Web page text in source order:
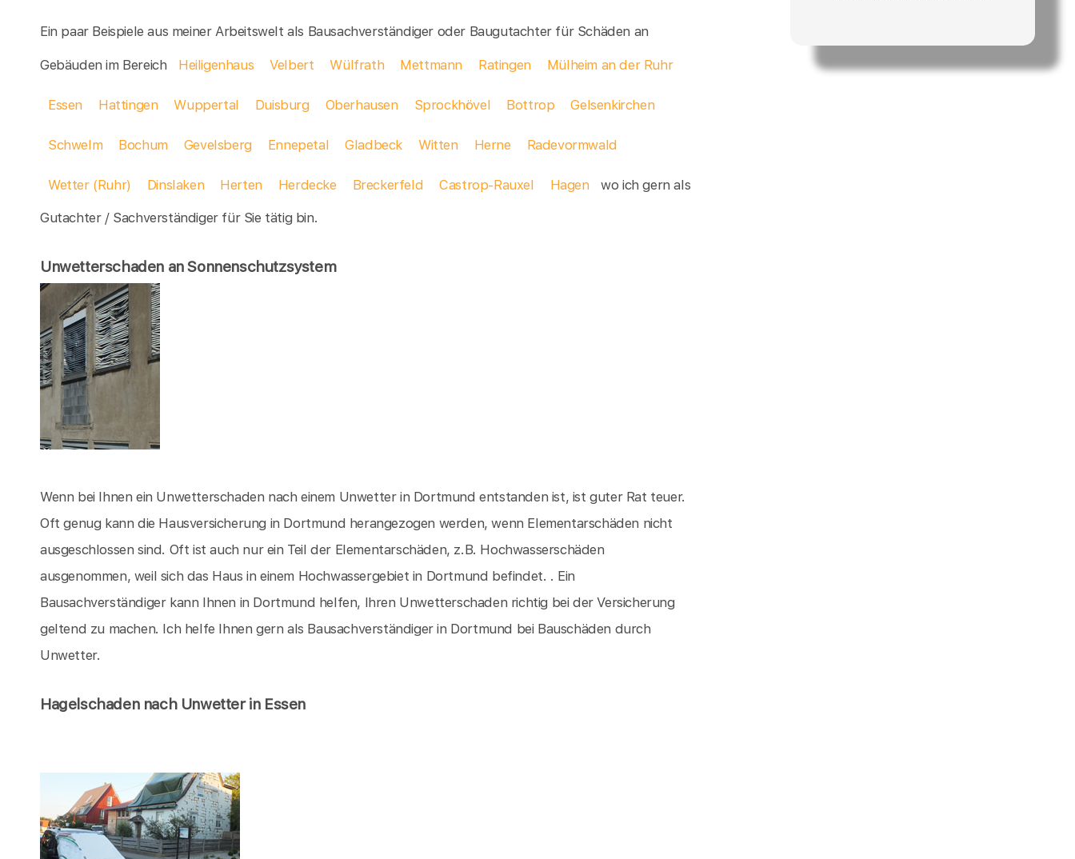
Ein paar Beispiele aus meiner Arbeitswelt als Bausachverständiger oder Baugutachter für Schäden an
Gebäuden im Bereich Heiligenhaus Velbert Wülfrath Mettmann Ratingen Mülheim an der Ruhr
Essen Hattingen Wuppertal Duisburg Oberhausen Sprockhövel Bottrop Gelsenkirchen
Schwelm Bochum Gevelsberg Ennepetal Gladbeck Witten Herne Radevormwald
Wetter (Ruhr) Dinslaken Herten Herdecke Breckerfeld Castrop-Rauxel Hagen wo ich gern als
Gutachter / Sachverständiger für Sie tätig bin.
Unwetterschaden an Sonnenschutzsystem
Wenn bei Ihnen ein Unwetterschaden nach einem Unwetter in Dortmund entstanden ist, ist guter Rat teuer.
Oft genug kann die Hausversicherung in Dortmund herangezogen werden, wenn Elementarschäden nicht
ausgeschlossen sind. Oft ist auch nur ein Teil der Elementarschäden, z.B. Hochwasserschäden
ausgenommen, weil sich das Haus in einem Hochwassergebiet in Dortmund befindet. . Ein
Bausachverständiger kann Ihnen in Dortmund helfen, Ihren Unwetterschaden richtig bei der Versicherung
geltend zu machen. Ich helfe Ihnen gern als Bausachverständiger in Dortmund bei Bauschäden durch
Unwetter.
Hagelschaden nach Unwetter in Essen